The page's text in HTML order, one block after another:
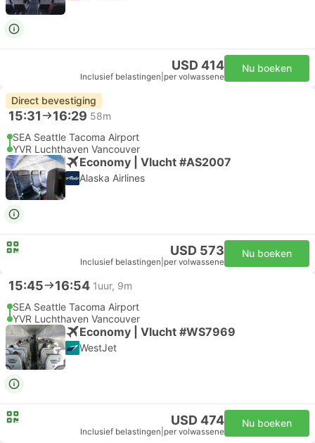
USD 414
Inclusief belastingen per volwassene
Nu boeken
Direct bevestiging
15:31 16:29 58m
SEA Seattle Tacoma Airport
YVR Luchthaven Vancouver
Economy | Vlucht #AS2007
Alaska Airlines
USD 573
Inclusief belastingen per volwassene
Nu boeken
15:45 16:54 1uur, 9m
SEA Seattle Tacoma Airport
YVR Luchthaven Vancouver
Economy | Vlucht #WS7969
WestJet
USD 474
Inclusief belastingen per volwassene
Nu boeken